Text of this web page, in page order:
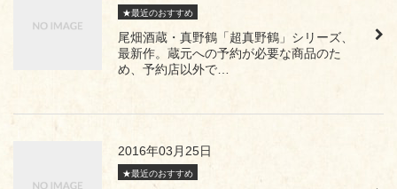
★最近のおすすめ
尾畑酒蔵・真野鶴「超真野鶴」シリーズ、
最新作。蔵元への予約が必要な商品のた
め、予約店以外で…
2016年03月25日
★最近のおすすめ